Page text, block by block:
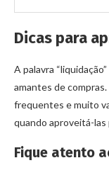
Dicas para
A palavra
amantes de
frequentes e muito
quando aproveitá-las
Fique atento